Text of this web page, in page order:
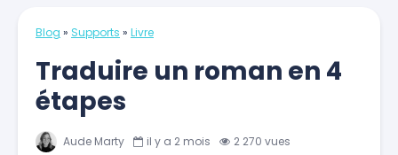
Blog » Supports » Livre
Traduire un roman en 4
étapes
Aude Marty il y a 2 mois 2 270 vues